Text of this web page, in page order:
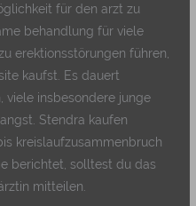
für den arzt zu
behandlung für viele
erektionsstörungen führen,
kaufst. Es dauert
viele insbesondere junge
Stendra kaufen
kreislaufzusammenbruch
berichtet, solltest du das
mitteilen.